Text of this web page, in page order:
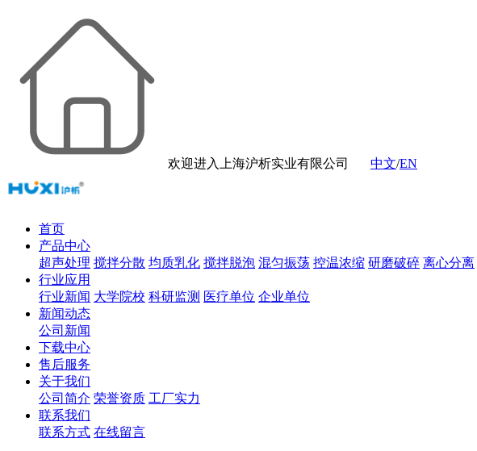
欢迎进入上海沪析实业有限公司 中文/EN
首页
产品中心
超声处理 搅拌分散 均质乳化 搅拌脱泡 混匀振荡 控温浓缩 研磨破碎 离心分离
行业应用
行业新闻 大学院校 科研监测 医疗单位 企业单位
新闻动态
公司新闻
下载中心
售后服务
关于我们
公司简介 荣誉资质 工厂实力
联系我们
联系方式 在线留言